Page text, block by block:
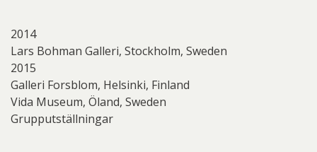
2014
Lars Bohman Galleri, Stockholm, Sweden
2015
Galleri Forsblom, Helsinki, Finland
Vida Museum, Öland, Sweden
Grupputställningar